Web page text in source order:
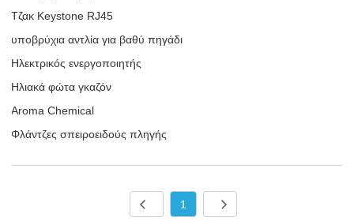
Τζακ Keystone RJ45
υποβρύχια αντλία για βαθύ πηγάδι
Ηλεκτρικός ενεργοποιητής
Ηλιακά φώτα γκαζόν
Aroma Chemical
Φλάντζες σπειροειδούς πληγής
1